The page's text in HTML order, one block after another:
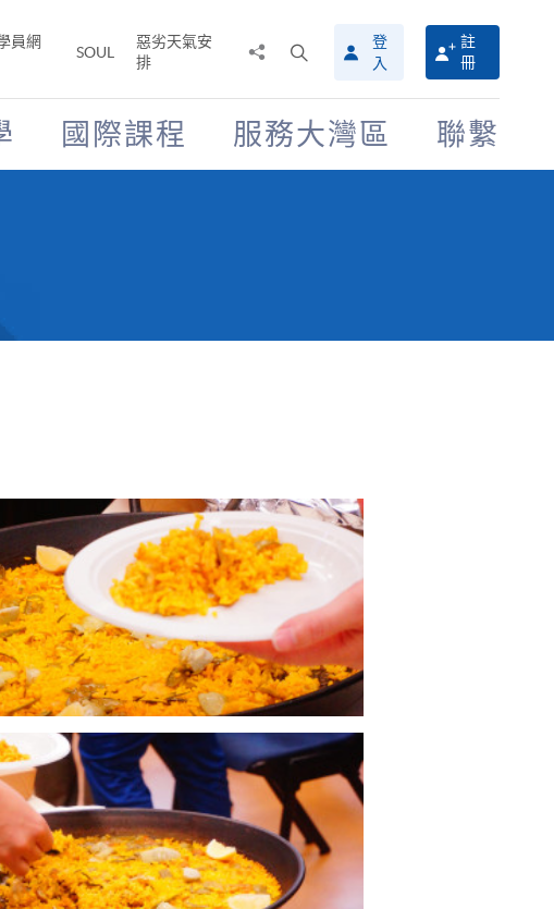
員網
SOUL
惡劣天氣安
排
搜
尋
介
面
登
入
註
冊
國際課程 服務大灣區 聯繫